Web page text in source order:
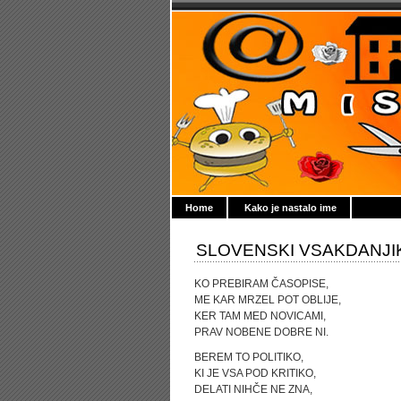
Home Kako je nastalo ime
SLOVENSKI
KO PREBIRAM ČASOPISE,
ME KAR MRZEL POT OBLIJE,
KER TAM MED NOVICAMI,
PRAV NOBENE DOBRE NI.
BEREM TO POLITIKO,
KI JE VSA POD KRITIKO,
DELATI NIHČE NE ZNA,